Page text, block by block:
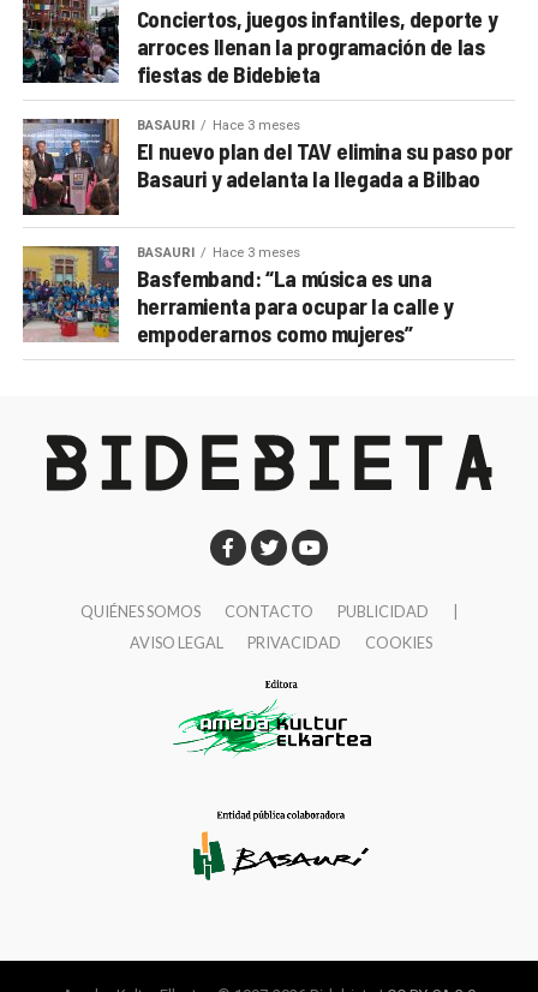
Conciertos, juegos infantiles, deporte y
arroces llenan la programación de las
fiestas de Bidebieta
BASAURI Hace 3 meses
El nuevo plan del TAV elimina su paso por
Basauri y adelanta la llegada a Bilbao
BASAURI Hace 3 meses
Basfemband: “La música es una
herramienta para ocupar la calle y
empoderarnos como mujeres”
QUIÉNES SOMOS CONTACTO PUBLICIDAD
AVISO LEGAL
PRIVACIDAD COOKIES